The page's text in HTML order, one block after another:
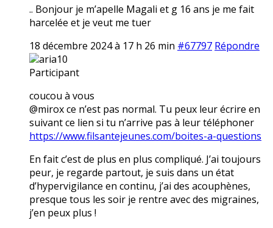
.. Bonjour je m’apelle Magali et g 16 ans je me fait
harcelée et je veut me tuer
18 décembre 2024 à 17 h 26 min #67797 Répondre
aria10
Participant
coucou à vous
@mirox ce n’est pas normal. Tu peux leur écrire en
suivant ce lien si tu n’arrive pas à leur téléphoner
https://www.filsantejeunes.com/boites-a-questions
En fait c’est de plus en plus compliqué. J’ai toujours
peur, je regarde partout, je suis dans un état
d’hypervigilance en continu, j’ai des acouphènes,
presque tous les soir je rentre avec des migraines,
j’en peux plus !